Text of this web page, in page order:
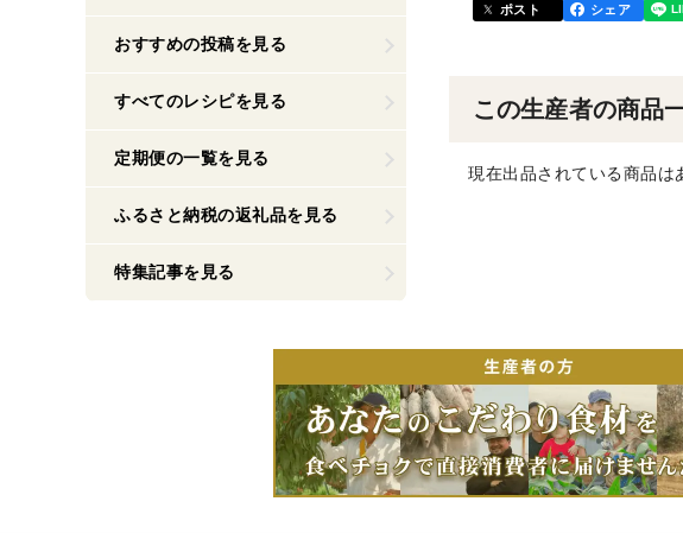
ポスト シェア
この生産者の商品
現在出品されている商品は
おすすめの投稿を見る
すべてのレシピを見る
定期便の一覧を見る
ふるさと納税の返礼品を見る
特集記事を見る